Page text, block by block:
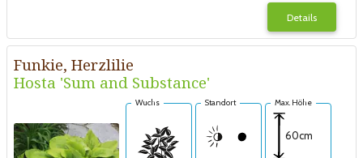
Details
Funkie, Herzlilie
Hosta 'Sum and Substance'
Wuchs Standort Max. Höhe
60cm